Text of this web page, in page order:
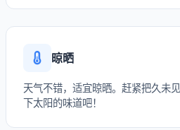
晾晒
天气不错，适宜晾晒。赶紧把久未
下太阳的味道吧！